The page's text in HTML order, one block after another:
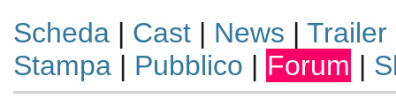
Scheda| Cast| News | Trailer
Stampa| Pubblico | Forum |